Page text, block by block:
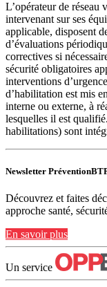
L’opérateur de réseau
intervenant sur ses
applicable, disposent
d’évaluations
correctives si
sécurité obligatoires
interventions
d’habilitation est mis
interne ou externe, à
lesquelles il est
habilitations) sont
Newsletter
Découvrez et faites
approche santé,
En savoir plus
Un service